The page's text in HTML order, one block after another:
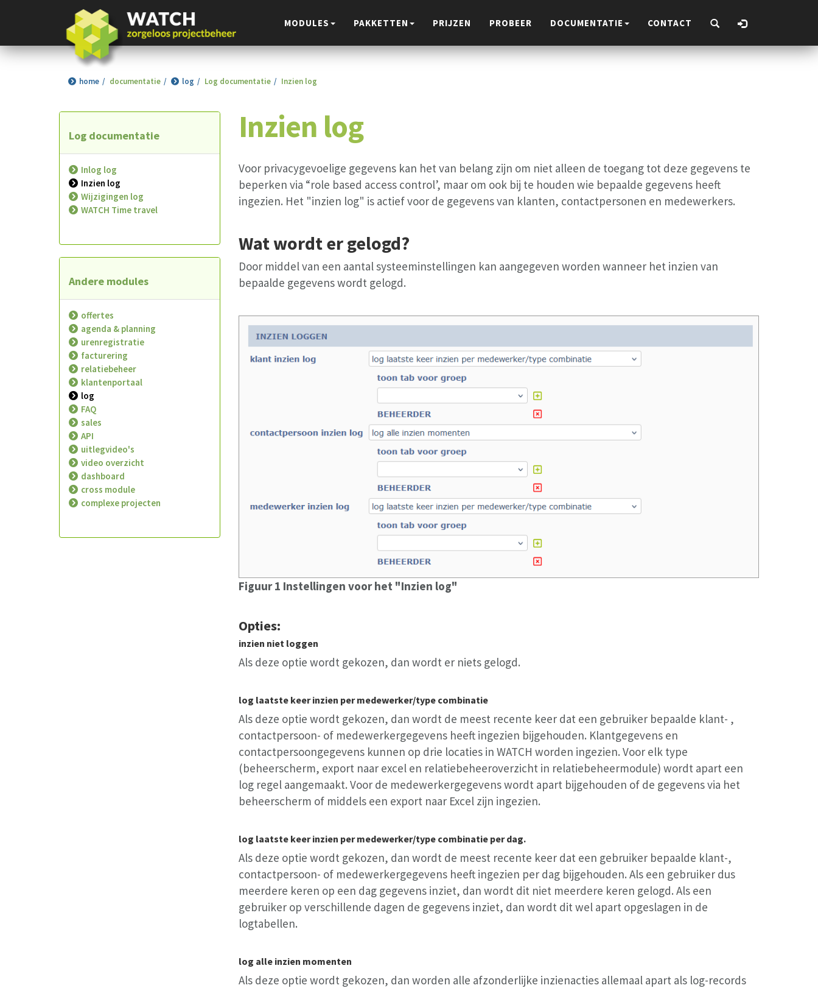
MODULES PAKKETTEN PRIJZEN PROBEER DOCUMENTATIE CONTACT
home documentatie log Log documentatie Inzien log
Log documentatie
Inlog log
Inzien log
Wijzigingen log
WATCH Time travel
Andere modules
offertes
agenda & planning
urenregistratie
facturering
relatiebeheer
klantenportaal
log
FAQ
sales
API
uitlegvideo's
video overzicht
dashboard
cross module
complexe projecten
Inzien log
Voor privacygevoelige gegevens kan het van belang zijn om niet alleen de toegang tot deze gegevens te
beperken via “role based access control’, maar om ook bij te houden wie bepaalde gegevens heeft
ingezien. Het "inzien log" is actief voor de gegevens van klanten, contactpersonen en medewerkers.
Wat wordt er gelogd?
Door middel van een aantal systeeminstellingen kan aangegeven worden wanneer het inzien van
bepaalde gegevens wordt gelogd.
Figuur 1 Instellingen voor het "Inzien log"
Opties:
inzien niet loggen
Als deze optie wordt gekozen, dan wordt er niets gelogd.
log laatste keer inzien per medewerker/type combinatie
Als deze optie wordt gekozen, dan wordt de meest recente keer dat een gebruiker bepaalde klant- ,
contactpersoon- of medewerkergegevens heeft ingezien bijgehouden. Klantgegevens en
contactpersoongegevens kunnen op drie locaties in WATCH worden ingezien. Voor elk type
(beheerscherm, export naar excel en relatiebeheeroverzicht in relatiebeheermodule) wordt apart een
log regel aangemaakt. Voor de medewerkergegevens wordt apart bijgehouden of de gegevens via het
beheerscherm of middels een export naar Excel zijn ingezien.
log laatste keer inzien per medewerker/type combinatie per dag.
Als deze optie wordt gekozen, dan wordt de meest recente keer dat een gebruiker bepaalde klant-,
contactpersoon- of medewerkergegevens heeft ingezien per dag bijgehouden. Als een gebruiker dus
meerdere keren op een dag gegevens inziet, dan wordt dit niet meerdere keren gelogd. Als een
gebruiker op verschillende dagen de gegevens inziet, dan wordt dit wel apart opgeslagen in de
logtabellen.
log alle inzien momenten
Als deze optie wordt gekozen, dan worden alle afzonderlijke inzienacties allemaal apart als log-records